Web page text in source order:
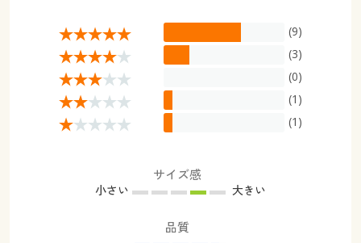
(9)
(3)
(0)
(1)
(1)
サイズ感
小さい 大きい
品質